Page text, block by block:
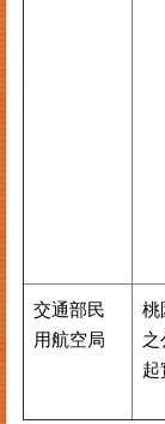
交通部民
用航空局
桃
之
起